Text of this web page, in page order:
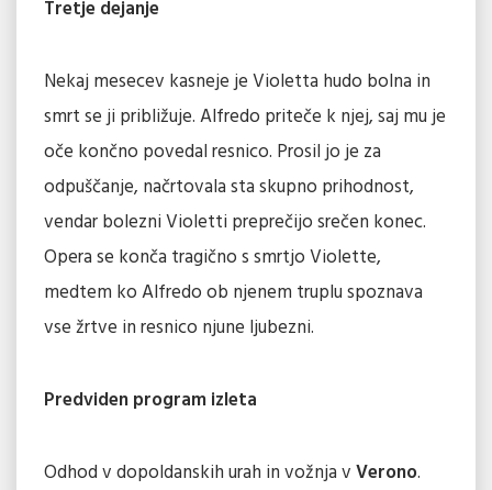
Tretje dejanje
Nekaj mesecev kasneje je Violetta hudo bolna in
smrt se ji približuje. Alfredo priteče k njej, saj mu je
oče končno povedal resnico. Prosil jo je za
odpuščanje, načrtovala sta skupno prihodnost,
vendar bolezni Violetti preprečijo srečen konec.
Opera se konča tragično s smrtjo Violette,
medtem ko Alfredo ob njenem truplu spoznava
vse žrtve in resnico njune ljubezni.
Predviden program izleta
Odhod v dopoldanskih urah in vožnja vVerono.